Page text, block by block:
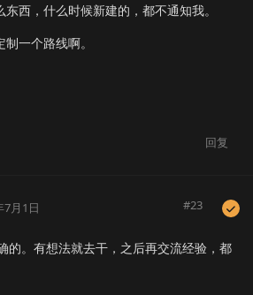
西，什么时候新建的，都不通知我。
一个路线啊。
回复
7月1日 #23
的。有想法就去干，之后再交流经验，都